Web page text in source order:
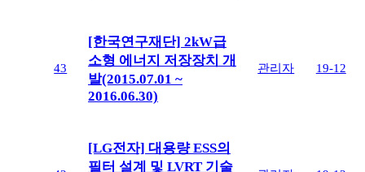
43
[한국연구재단] 2kW급
소형 에너지 저장장치 개
발(2015.07.01 ~
2016.06.30)
관리자 19-12
[LG전자] 대용량 ESS의
필터 설계 및 LVRT 기술